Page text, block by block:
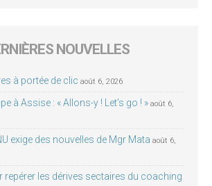
NOUVELLES
à portée de clic août 6, 2026
à Assise : « Allons-y ! Let’s go ! » août 6,
exige des nouvelles de Mgr Mata août 6,
repérer les dérives sectaires du coaching